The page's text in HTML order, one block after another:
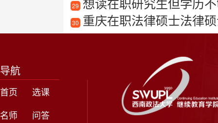
29
30 重庆在职法律硕士法律
导航
首页
选课
名师
问答